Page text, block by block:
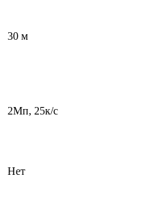
30 м
2Мп, 25к/с
Нет